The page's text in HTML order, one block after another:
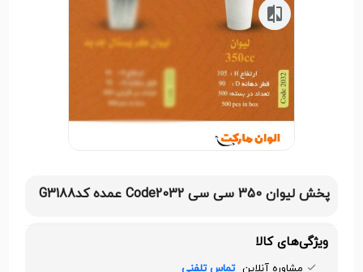
پخش لیوان 350 سی سی Code2032 عمده کدG3188
ویژگی‌های کالا